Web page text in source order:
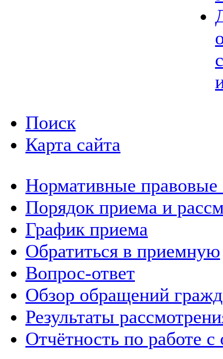
Поиск
Карта сайта
Нормативные правовые
Порядок приема и
График приема
Обратиться в приемную
Вопрос-ответ
Обзор обращений
Результаты
Отчётность по работе